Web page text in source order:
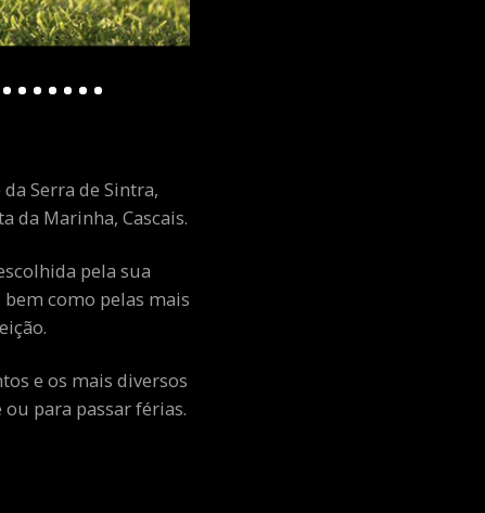
Serra de Sintra,
da Marinha, Cascais.
pela sua
como pelas mais
e os mais diversos
para passar férias.